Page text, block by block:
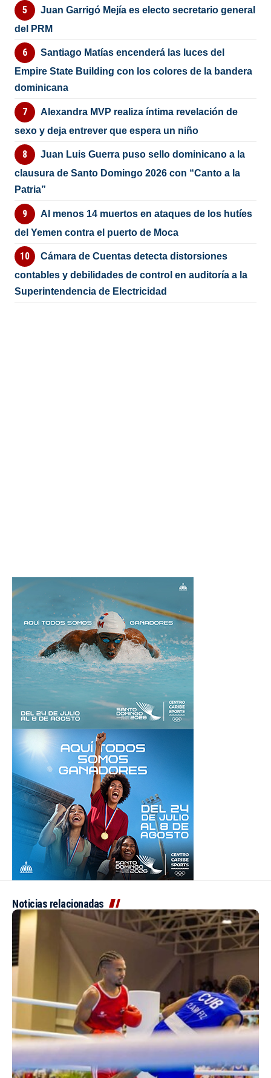
Juan Garrigó Mejía es electo secretario general
del PRM
Santiago Matías encenderá las luces del
Empire State Building con los colores de la bandera
dominicana
Alexandra MVP realiza íntima revelación de
sexo y deja entrever que espera un niño
Juan Luis Guerra puso sello dominicano a la
clausura de Santo Domingo 2026 con “Canto a la
Patria”
Al menos 14 muertos en ataques de los hutíes
del Yemen contra el puerto de Moca
Cámara de Cuentas detecta distorsiones
contables y debilidades de control en auditoría a la
Superintendencia de Electricidad
Noticias relacionadas